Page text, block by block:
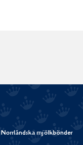
Norrländska mjölkbönder